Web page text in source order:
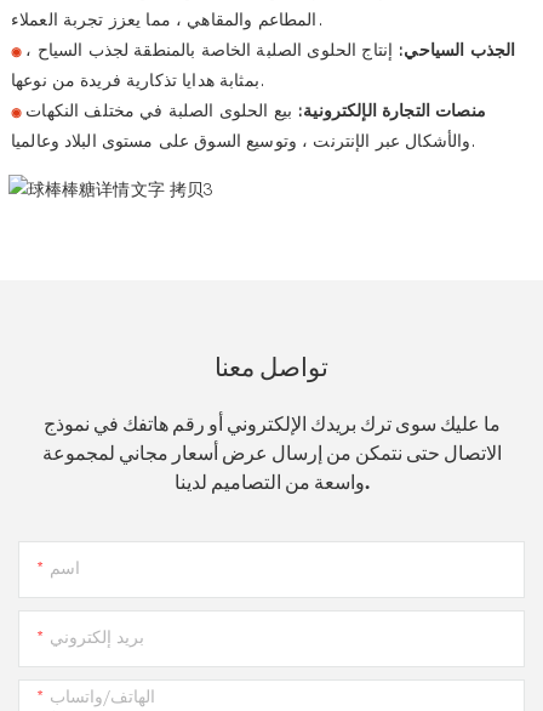
المطاعم والمقاهي ، مما يعزز تجربة العملاء.
◉ الجذب السياحي: إنتاج الحلوى الصلبة الخاصة بالمنطقة لجذب السياح ،
بمثابة هدايا تذكارية فريدة من نوعها.
◉ منصات التجارة الإلكترونية: بيع الحلوى الصلبة في مختلف النكهات
والأشكال عبر الإنترنت ، وتوسيع السوق على مستوى البلاد وعالميا.
تواصل معنا
ما عليك سوى ترك بريدك الإلكتروني أو رقم هاتفك في نموذج
الاتصال حتى نتمكن من إرسال عرض أسعار مجاني لمجموعة
واسعة من التصاميم لدينا.
اسم
بريد إلكتروني
الهاتف/واتساب